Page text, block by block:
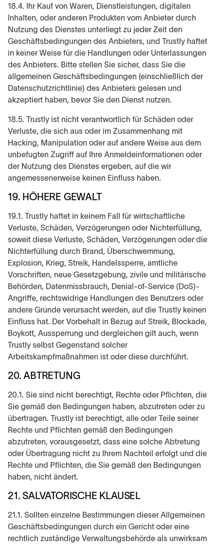
18.4. Ihr Kauf von Waren, Dienstleistungen, digitalen
Inhalten, oder anderen Produkten vom Anbieter durch
Nutzung des Dienstes unterliegt zu jeder Zeit den
Geschäftsbedingungen des Anbieters, und Trustly haftet
in keiner Weise für die Handlungen oder Unterlassungen
des Anbieters. Bitte stellen Sie sicher, dass Sie die
allgemeinen Geschäftsbedingungen (einschließlich der
Datenschutzrichtlinie) des Anbieters gelesen und
akzeptiert haben, bevor Sie den Dienst nutzen.
18.5. Trustly ist nicht verantwortlich für Schäden oder
Verluste, die sich aus oder im Zusammenhang mit
Hacking, Manipulation oder auf andere Weise aus dem
unbefugten Zugriff auf Ihre Anmeldeinformationen oder
der Nutzung des Dienstes ergeben, auf die wir
angemessenerweise keinen Einfluss haben.
19. HÖHERE GEWALT
19.1. Trustly haftet in keinem Fall für wirtschaftliche
Verluste, Schäden, Verzögerungen oder Nichterfüllung,
soweit diese Verluste, Schäden, Verzögerungen oder die
Nichterfüllung durch Brand, Überschwemmung,
Explosion, Krieg, Streik, Handelssperre, amtliche
Vorschriften, neue Gesetzgebung, zivile und militärische
Behörden, Datenmissbrauch, Denial-of-Service (DoS)-
Angriffe, rechtswidrige Handlungen des Benutzers oder
andere Gründe verursacht werden, auf die Trustly keinen
Einfluss hat. Der Vorbehalt in Bezug auf Streik, Blockade,
Boykott, Aussperrung und dergleichen gilt auch, wenn
Trustly selbst Gegenstand solcher
Arbeitskampfmaßnahmen ist oder diese durchführt.
20. ABTRETUNG
20.1. Sie sind nicht berechtigt, Rechte oder Pflichten, die
Sie gemäß den Bedingungen haben, abzutreten oder zu
übertragen. Trustly ist berechtigt, alle oder Teile seiner
Rechte und Pflichten gemäß den Bedingungen
abzutreten, vorausgesetzt, dass eine solche Abtretung
oder Übertragung nicht zu Ihrem Nachteil erfolgt und die
Rechte und Pflichten, die Sie gemäß den Bedingungen
haben, nicht ändert.
21. SALVATORISCHE KLAUSEL
21.1. Sollten einzelne Bestimmungen dieser Allgemeinen
Geschäftsbedingungen durch ein Gericht oder eine
rechtlich zuständige Verwaltungsbehörde als unwirksam